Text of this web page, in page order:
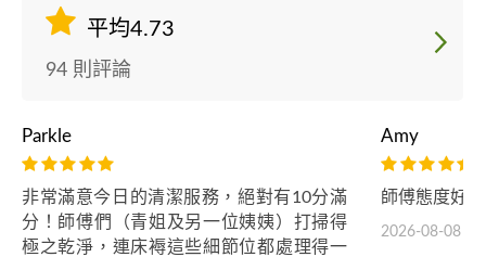
平均4.73
94 則評論
Parkle
非常滿意今日的清潔服務，絕對有10分滿
分！師傅們（青姐及另一位姨姨）打掃得
極之乾淨，連床褥這些細節位都處理得一
Amy
師傅態度好
2026-08-08